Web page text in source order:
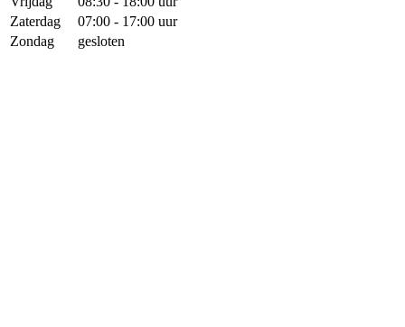
Zaterdag
07:00 - 17:00 uur
Zondag
gesloten